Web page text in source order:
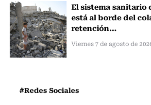
El sistema sanitario
está al borde del
retención...
Viernes 7 de agosto de
#Redes Sociales